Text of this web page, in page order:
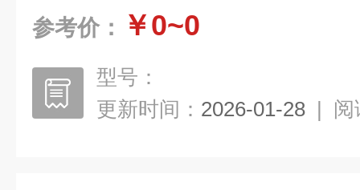
参考价： ￥0~0
型号：
更新时间： 2026-01-28 | 阅